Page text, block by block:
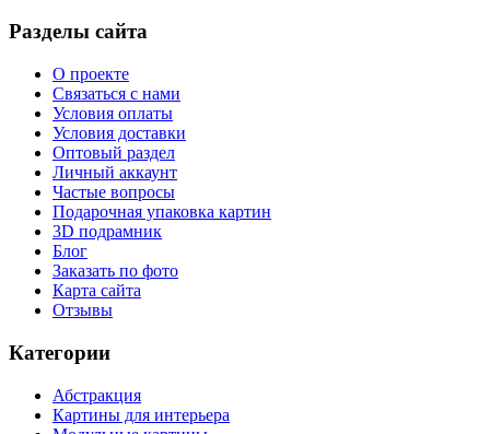
Разделы сайта
О проекте
Связаться с нами
Условия оплаты
Условия доставки
Оптовый раздел
Личный аккаунт
Частые вопросы
Подарочная упаковка картин
3D подрамник
Блог
Заказать по фото
Карта сайта
Отзывы
Категории
Абстракция
Картины для интерьера